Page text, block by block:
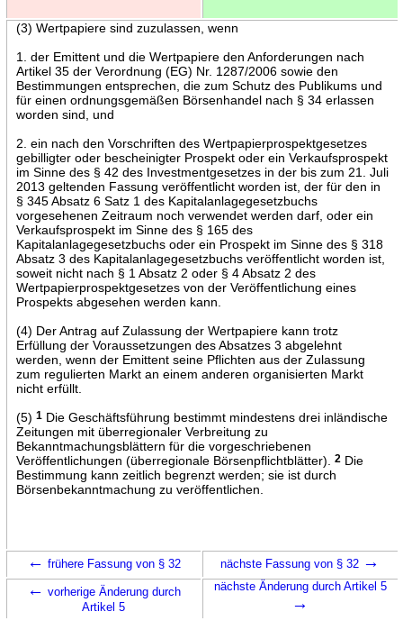
(3) Wertpapiere sind zuzulassen, wenn
1. der Emittent und die Wertpapiere den Anforderungen nach
Artikel 35 der Verordnung (EG) Nr. 1287/2006 sowie den
Bestimmungen entsprechen, die zum Schutz des Publikums und
für einen ordnungsgemäßen Börsenhandel nach § 34 erlassen
worden sind, und
2. ein nach den Vorschriften des Wertpapierprospektgesetzes
gebilligter oder bescheinigter Prospekt oder ein Verkaufsprospekt
im Sinne des § 42 des Investmentgesetzes in der bis zum 21. Juli
2013 geltenden Fassung veröffentlicht worden ist, der für den in
§ 345 Absatz 6 Satz 1 des Kapitalanlagegesetzbuchs
vorgesehenen Zeitraum noch verwendet werden darf, oder ein
Verkaufsprospekt im Sinne des § 165 des
Kapitalanlagegesetzbuchs oder ein Prospekt im Sinne des § 318
Absatz 3 des Kapitalanlagegesetzbuchs veröffentlicht worden ist,
soweit nicht nach § 1 Absatz 2 oder § 4 Absatz 2 des
Wertpapierprospektgesetzes von der Veröffentlichung eines
Prospekts abgesehen werden kann.
(4) Der Antrag auf Zulassung der Wertpapiere kann trotz
Erfüllung der Voraussetzungen des Absatzes 3 abgelehnt
werden, wenn der Emittent seine Pflichten aus der Zulassung
zum regulierten Markt an einem anderen organisierten Markt
nicht erfüllt.
(5) 1Die Geschäftsführung bestimmt mindestens drei inländische
Zeitungen mit überregionaler Verbreitung zu
Bekanntmachungsblättern für die vorgeschriebenen
Veröffentlichungen (überregionale Börsenpflichtblätter).
2Die
Bestimmung kann zeitlich begrenzt werden; sie ist durch
Börsenbekanntmachung zu veröffentlichen.
← frühere Fassung von § 32 nächste Fassung von § 32 →
← vorherige Änderung durch
Artikel 5
nächste Änderung durch Artikel 5
→